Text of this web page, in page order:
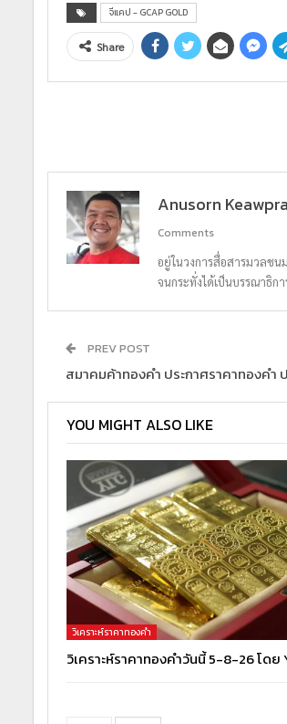
จีแคป - GCAP GOLD
Share
Anusorn
Comments
อยู่ในวงการสื่อสารมวลชน
จนกระทั่งได้เป็นบรรณาธิก
PREV POST
สมาคมค้าทองคำ ประกาศราคาทองคำ
YOU MIGHT ALSO LIKE
วิเคราะห์ราคาทองคำ
วิเคราะห์ราคาทองคำวันนี้ 5-8-26 โดย